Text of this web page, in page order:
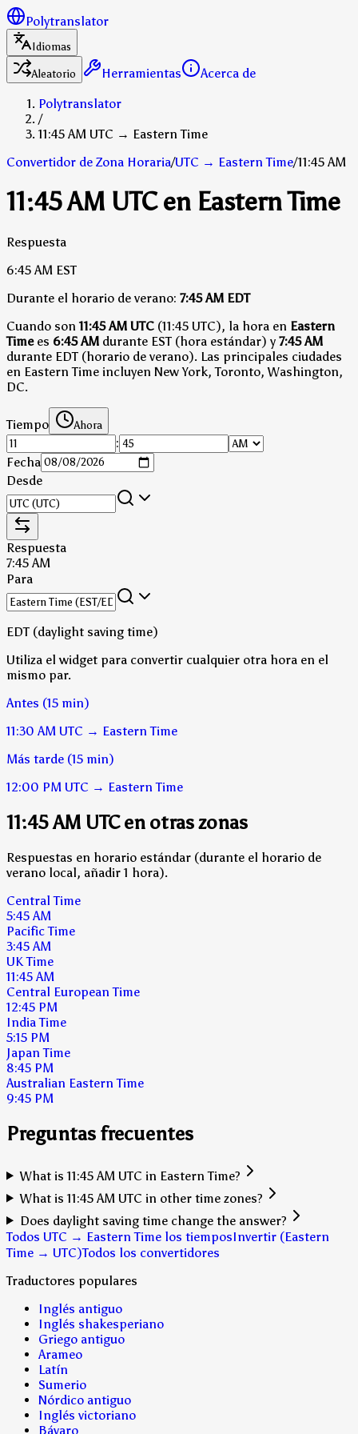
Polytranslator
Idiomas
Aleatorio
Herramientas
Acerca de
Polytranslator
/
11:45 AM UTC → Eastern Time
Convertidor de Zona Horaria/UTC → Eastern Time/11:45 AM
11:45 AM UTC en Eastern Time
Respuesta
6:45 AM EST
Durante el horario de verano: 7:45 AM EDT
Cuando son11:45 AM UTC (11:45 UTC), la hora en Eastern
Timees 6:45 AM durante EST (hora estándar) y 7:45 AM
durante EDT (horario de verano). Las principales ciudades
en Eastern Time incluyen New York, Toronto, Washington,
DC.
Tiempo Ahora
:
Fecha
Desde
Respuesta
7:45 AM
Para
EDT (daylight saving time)
Utiliza el widget para convertir cualquier otra hora en el
mismo par.
Antes (15 min)
11:30 AM UTC → Eastern Time
Más tarde (15 min)
12:00 PM UTC → Eastern Time
11:45 AM UTC en otras zonas
Respuestas en horario estándar (durante el horario de
verano local, añadir 1 hora).
Central Time
5:45 AM
Pacific Time
3:45 AM
UK Time
11:45 AM
Central European Time
12:45 PM
India Time
5:15 PM
Japan Time
8:45 PM
Australian Eastern Time
9:45 PM
Preguntas frecuentes
What is 11:45 AM UTC in Eastern Time?
What is 11:45 AM UTC in other time zones?
Does daylight saving time change the answer?
Todos UTC → Eastern Time los tiemposInvertir (Eastern
Time → UTC)Todos los convertidores
Traductores populares
Inglés antiguo
Inglés shakesperiano
Griego antiguo
Arameo
Latín
Sumerio
Nórdico antiguo
Inglés victoriano
Bávaro